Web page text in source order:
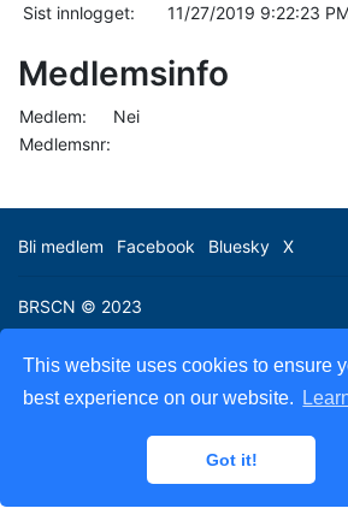
This website uses cookies to ensure
best experience on our website.
Got it!
Sist innlogget:
11/27/2019 9:22:23
Medlemsinfo
Medlem:
Nei
Medlemsnr:
Bli medlem Facebook Bluesky X
BRSCN © 2023